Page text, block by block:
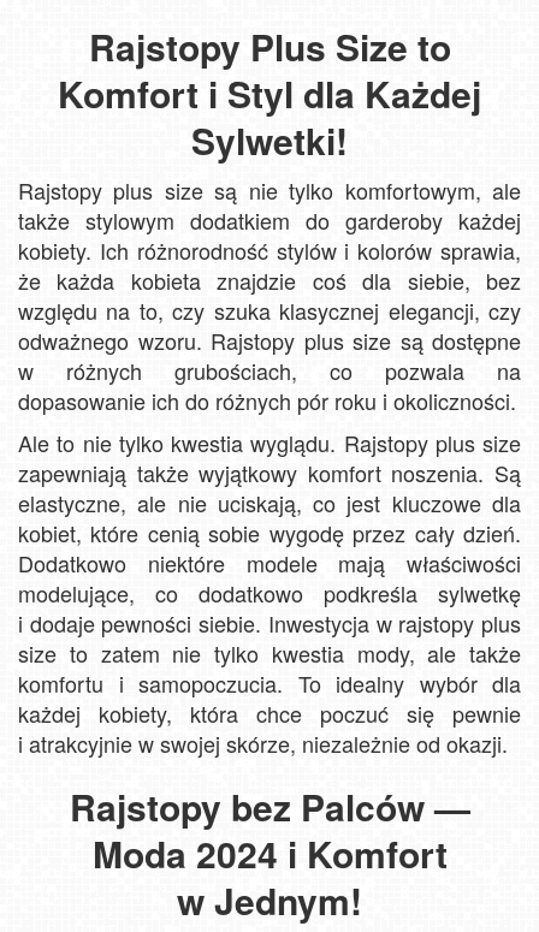
Rajstopy Plus Size to
Komfort i Styl dla Każdej
Sylwetki!
Rajstopy plus size są nie tylko komfortowym, ale
także stylowym dodatkiem do garderoby każdej
kobiety. Ich różnorodność stylów i kolorów sprawia,
że każda kobieta znajdzie coś dla siebie, bez
względu na to, czy szuka klasycznej elegancji, czy
odważnego wzoru. Rajstopy plus size są dostępne
w różnych grubościach, co pozwala na
dopasowanie ich do różnych pór roku i okoliczności.
Ale to nie tylko kwestia wyglądu. Rajstopy plus size
zapewniają także wyjątkowy komfort noszenia. Są
elastyczne, ale nie uciskają, co jest kluczowe dla
kobiet, które cenią sobie wygodę przez cały dzień.
Dodatkowo niektóre modele mają właściwości
modelujące, co dodatkowo podkreśla sylwetkę
i dodaje pewności siebie. Inwestycja w rajstopy plus
size to zatem nie tylko kwestia mody, ale także
komfortu i samopoczucia. To idealny wybór dla
każdej kobiety, która chce poczuć się pewnie
i atrakcyjnie w swojej skórze, niezależnie od okazji.
Rajstopy bez Palców —
Moda 2024 i Komfort
w Jednym!